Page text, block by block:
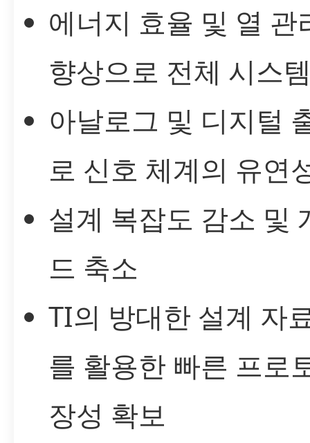
에너지 효율 및 열 관
향상으로 전체 시스
아날로그 및 디지털
로 신호 체계의 유연
설계 복잡도 감소 및
드 축소
TI의 방대한 설계 자
를 활용한 빠른 프로
장성 확보